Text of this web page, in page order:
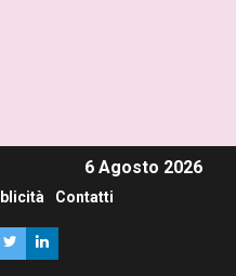
6 Agosto 2026
Contatti